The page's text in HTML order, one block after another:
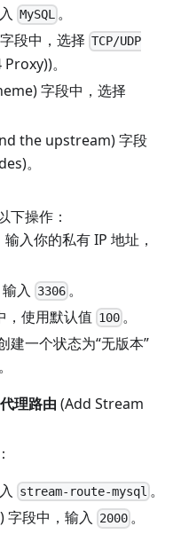
MySQL 。
段中，选择 TCP/UDP
。
字段中，选择
the upstream) 字段
。
下操作：
入你的私有 IP 地址，
入 3306 。
，使用默认值 100 。
建一个状态为“无版本”
理路由 (Add Stream
stream-route-mysql 。
段中，输入 2000 。